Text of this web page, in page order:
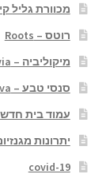
מכוורת גליל
רוטס – Roots
מיקוליביה – Mycolivia
סנסי טבע – SensiTeva
עמוד בית חדש
יתרונות
covid-19